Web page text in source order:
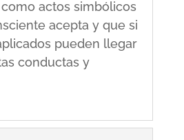
actos simbólicos
acepta y que si
pueden llegar
conductas y